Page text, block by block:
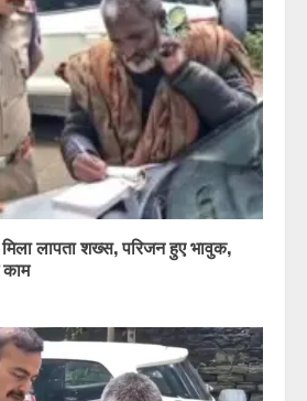
लापता शख्स, परिजन हुए भावुक,